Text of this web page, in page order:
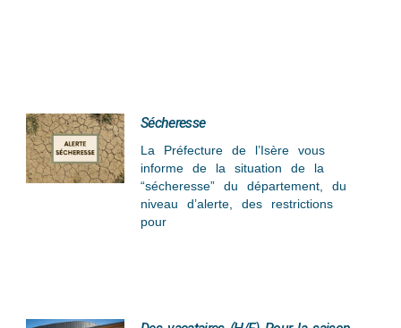
Sécheresse
La Préfecture de l’Isère vous
informe de la situation de la
“sécheresse” du département, du
niveau d’alerte, des restrictions
pour